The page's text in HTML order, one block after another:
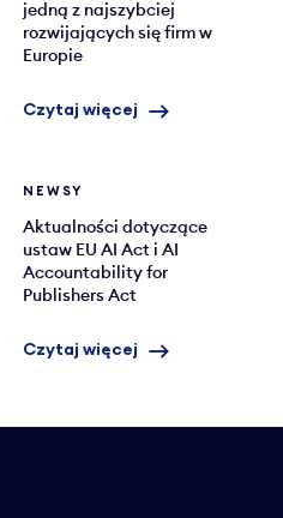
jedną z najszybciej
rozwijających się firm w
Europie
Czytaj więcej
NEWSY
Aktualności dotyczące
ustaw EU AI Act i AI
Accountability for
Publishers Act
Czytaj więcej